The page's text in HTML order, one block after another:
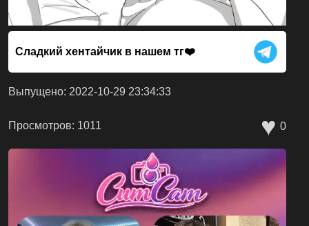
Сладкий хентайчик в нашем тг❤️
Выпущено: 2022-10-29 23:34:33
Просмотров: 1011 ♥ 0